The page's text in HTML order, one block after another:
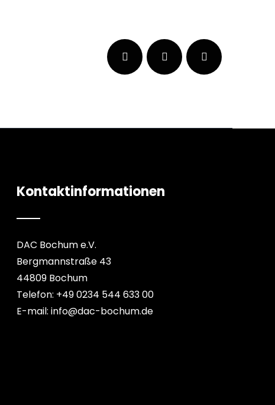
Kontaktinformationen
DAC Bochum e.V.
Bergmannstraße 43
44809 Bochum
Telefon: +49 0234 544 633 00
E-mail: info@dac-bochum.de